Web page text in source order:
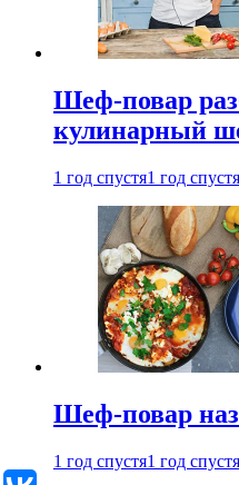
Шеф-повар
кулинарный
1 год спустя1 год спустя
Шеф-повар
1 год спустя1 год спустя